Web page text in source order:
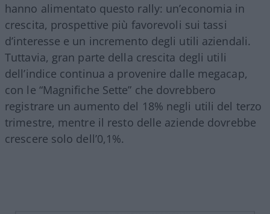
hanno alimentato questo rally: un’economia in
crescita, prospettive più favorevoli sui tassi
d’interesse e un incremento degli utili aziendali.
Tuttavia, gran parte della crescita degli utili
dell’indice continua a provenire dalle megacap,
con le “Magnifiche Sette” che dovrebbero
registrare un aumento del 18% negli utili del terzo
trimestre, mentre il resto delle aziende dovrebbe
crescere solo dell’0,1%.